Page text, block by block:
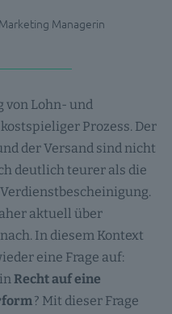
Managerin
von Lohn- und
Prozess. Der
der Versand sind nicht
deutlich teurer als die
aktuell über
nach. In diesem Kontext
eine Frage auf:
Recht auf eine
? Mit dieser Frage